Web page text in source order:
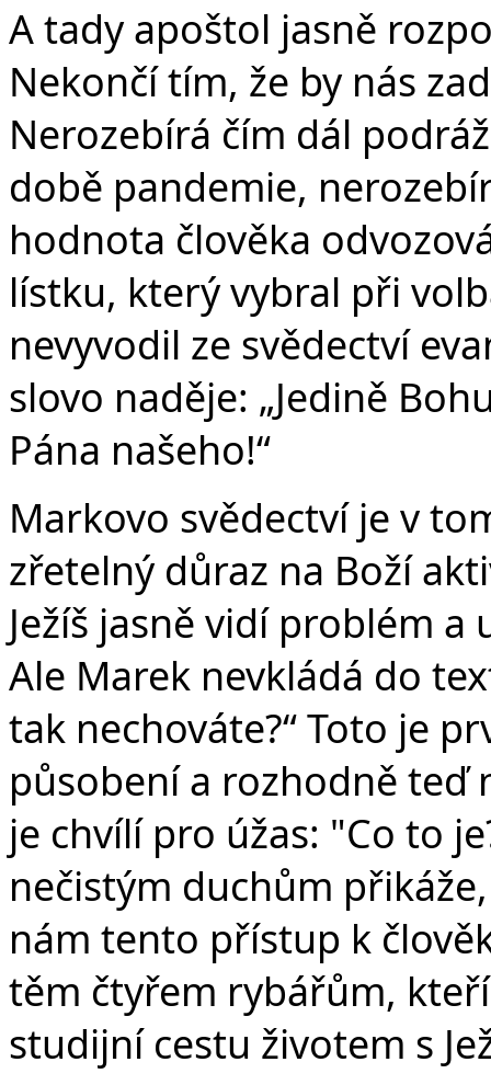
A tady apoštol jasně
Nekončí tím, že by nás
Nerozebírá čím dál
době pandemie,
hodnota člověka
lístku, který vybral při
nevyvodil ze svědectví
slovo naděje: „Jedině
Pána našeho!“
Markovo svědectví je v
zřetelný důraz na Boží
Ježíš jasně vidí problém
Ale Marek nevkládá do
tak nechováte?“ Toto je
působení a rozhodně teď
je chvílí pro úžas: "Co to
nečistým duchům
nám tento přístup k
těm čtyřem rybářům, kteří
studijní cestu životem s